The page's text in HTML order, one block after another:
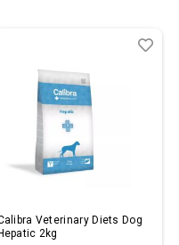
Veterinary Diets Dog
2kg